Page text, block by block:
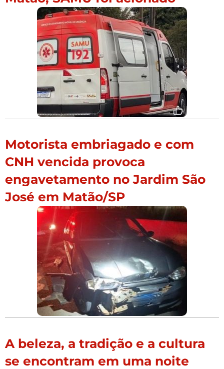
Motorista embriagado e com
CNH vencida provoca
engavetamento no Jardim São
José em Matão/SP
A beleza, a tradição e a cultura
se encontram em uma noite